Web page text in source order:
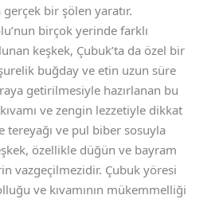
gerçek bir şölen yaratır.
birçok yerinde farklı
keşkek, Çubuk’ta da özel bir
buğday ve etin uzun süre
getirilmesiyle hazırlanan bu
ve zengin lezzetiyle dikkat
tereyağı ve pul biber sosuyla
özellikle düğün ve bayram
vazgeçilmezidir. Çubuk yöresi
ve kıvamının mükemmelliği